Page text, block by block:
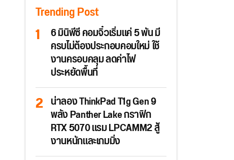
Trending Post
6 มินิพีซี คอมจิ๋วเริ่มแค่ 5 พัน มี
ครบไม่ต้องประกอบคอมใหม่ ใช้
งานครอบคลุม ลดค่าไฟ
ประหยัดพื้นที่
น่าลอง ThinkPad T1g Gen 9
พลัง Panther Lake กราฟิก
RTX 5070 แรม LPCAMM2 สู้
งานหนักและเกมมิ่ง